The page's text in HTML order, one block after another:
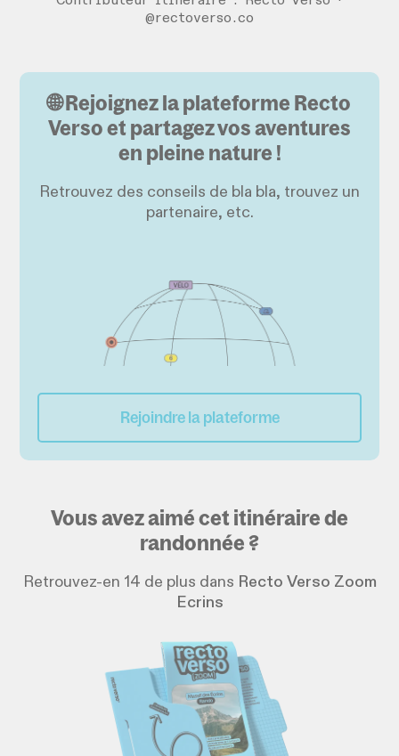
@rectoverso.co
🌐 Rejoignez la plateforme Recto
Verso et partagez vos aventures
en pleine nature !
Retrouvez des conseils de bla bla, trouvez un
partenaire, etc.
Rejoindre la plateforme
Vous avez aimé cet itinéraire de
randonnée ?
Retrouvez-en 14 de plus dans Recto Verso Zoom
Ecrins